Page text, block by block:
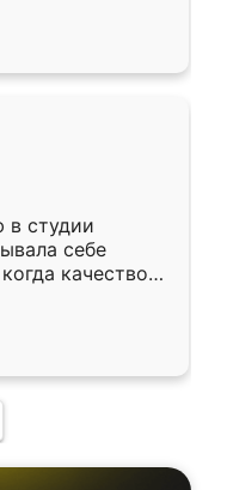
Ренессанс
в студии
себе
качеством
уже почти